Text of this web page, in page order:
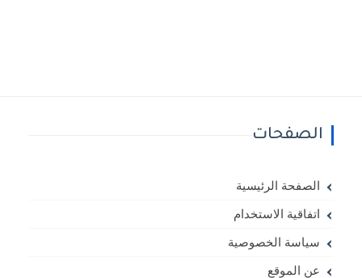
الصفحات
الصفحة الرئيسية
اتفاقية الاستخدام
سياسة الخصوصية
عن الموقع